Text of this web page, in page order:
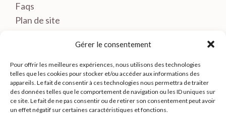
Gérer le consentement
Pour offrir les meilleures expériences, nous utilisons des technologies
telles que les cookies pour stocker et/ou accéder aux informations des
appareils. Le fait de consentir à ces technologies nous permettra de traiter
des données telles que le comportement de navigation ou les ID uniques sur
ce site. Le fait de ne pas consentir ou de retirer son consentement peut avoir
un effet négatif sur certaines caractéristiques et fonctions.
Faqs
Plan de site